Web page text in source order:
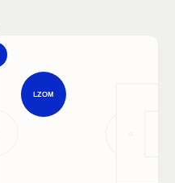
LZOM